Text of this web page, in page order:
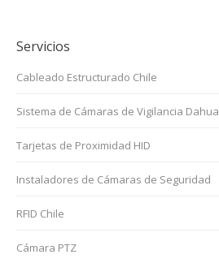
Servicios
Cableado Estructurado Chile
Sistema de Cámaras de Vigilancia Dahua
Tarjetas de Proximidad HID
Instaladores de Cámaras de Seguridad
RFID Chile
Cámara PTZ